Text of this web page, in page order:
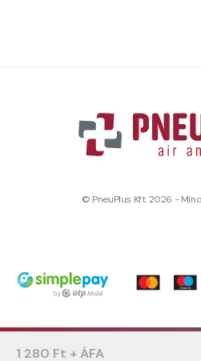
1 280 Ft + ÁFA
© PneuPlus Kft. 2026 -